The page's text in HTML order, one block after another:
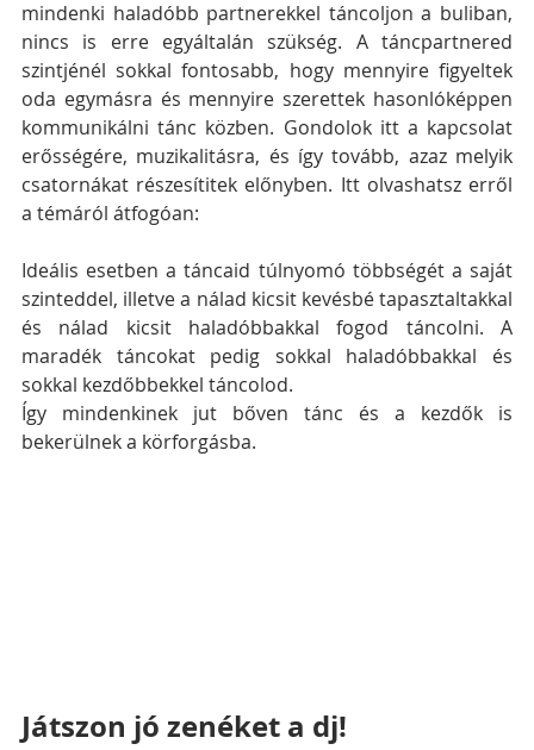
mindenki haladóbb partnerekkel táncoljon a buliban,
nincs is erre egyáltalán szükség. A táncpartnered
szintjénél sokkal fontosabb, hogy mennyire figyeltek
oda egymásra és mennyire szerettek hasonlóképpen
kommunikálni tánc közben. Gondolok itt a kapcsolat
erősségére, muzikalitásra, és így tovább, azaz melyik
csatornákat részesítitek előnyben. Itt olvashatsz erről
a témáról átfogóan:
Ideális esetben a táncaid túlnyomó többségét a saját
szinteddel, illetve a nálad kicsit kevésbé tapasztaltakkal
és nálad kicsit haladóbbakkal fogod táncolni. A
maradék táncokat pedig sokkal haladóbbakkal és
sokkal kezdőbbekkel táncolod.
Így mindenkinek jut bőven tánc és a kezdők is
bekerülnek a körforgásba.
Játszon jó zenéket a dj!